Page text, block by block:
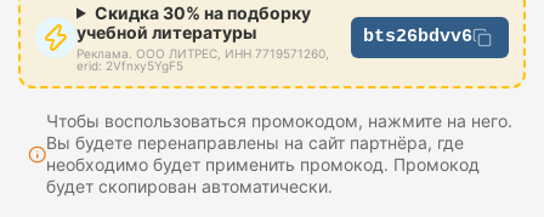
Скидка 30% на подборку
учебной литературы
Реклама. ООО ЛИТРЕС, ИНН 7719571260,
erid: 2Vfnxy5YgF5
bts26bdvv6
Чтобы воспользоваться промокодом, нажмите на него.
Вы будете перенаправлены на сайт партнёра, где
необходимо будет применить промокод. Промокод
будет скопирован автоматически.